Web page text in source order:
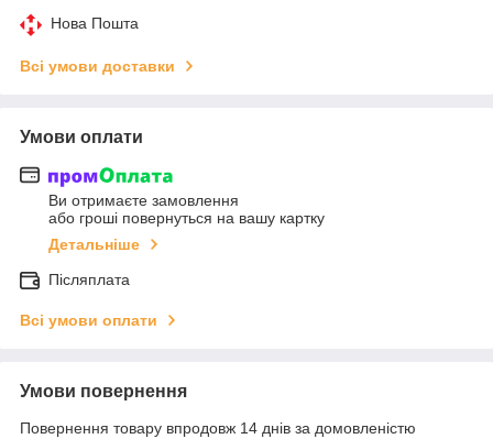
Нова Пошта
Всі умови доставки
Умови оплати
Ви отримаєте замовлення
або гроші повернуться на вашу картку
Детальніше
Післяплата
Всі умови оплати
Умови повернення
Повернення товару впродовж 14 днів за домовленістю